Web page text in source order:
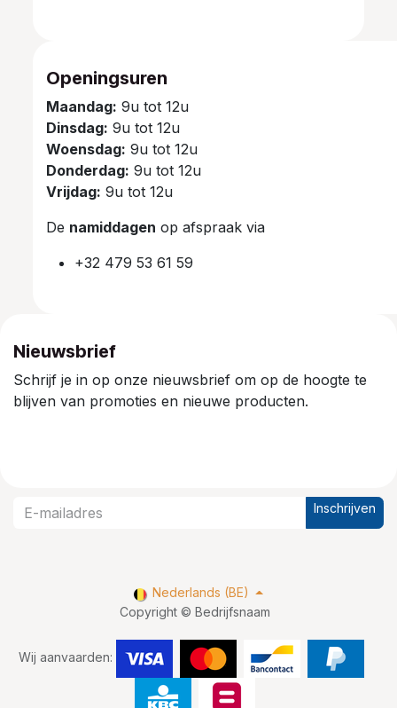
Openingsuren
Maandag: 9u tot 12u
Dinsdag: 9u tot 12u
Woensdag: 9u tot 12u
Donderdag: 9u tot 12u
Vrijdag: 9u tot 12u
De namiddagen op afspraak via
+32 479 53 61 59
Nieuwsbrief
Schrijf je in op onze nieuwsbrief om op de hoogte te
blijven van promoties en nieuwe producten.
Inschrijven
Copyright © Bedrijfsnaam
Wij aanvaarden:
Nederlands (BE)